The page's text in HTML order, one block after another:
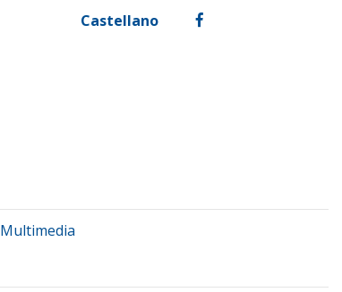
Castellano facebook
Multimedia